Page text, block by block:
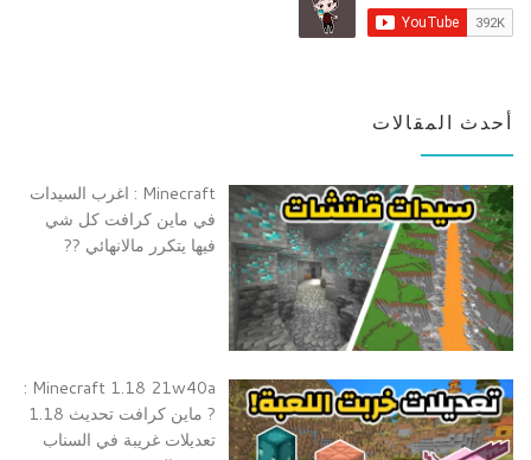
أحدث المقالات
Minecraft : اغرب السيدات
في ماين كرافت كل شي
فيها يتكرر مالانهائي ??
Minecraft 1.18 21w40a :
? ماين كرافت تحديث 1.18
تعديلات غريبة في السناب